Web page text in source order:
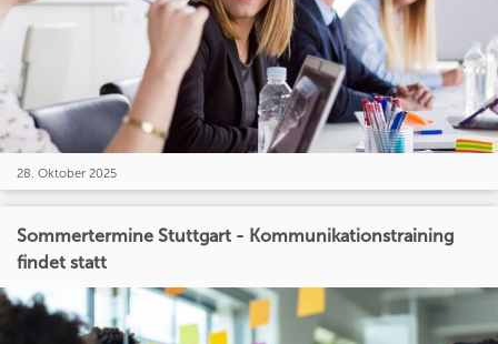
28. Oktober 2025
Sommertermine Stuttgart - Kommunikationstraining
findet statt